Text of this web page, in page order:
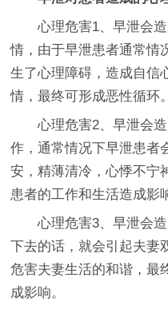
心理危害1、早泄会
情，由于早泄患者通常情
生了心理障碍，造成自信
情，最终可形成恶性循环。
心理危害2、早泄会
作，通常情况下早泄患者
安，精薄清冷，心悸不宁
患者的工作和生活造成影
心理危害3、早泄会
下去的话，就会引起夫妻
危害夫妻生活的和谐，最
成影响。